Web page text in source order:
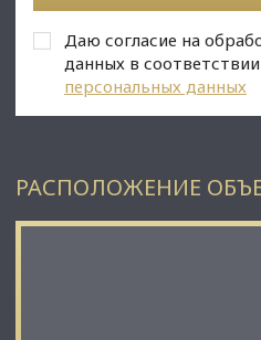
• Вывеска, места под рекламу;
• Помещение в хорошем
• Все коммуникации:
канализация, теплоснабжение;
Даю согласие на
данных в
персональных данных
РАСПОЛОЖЕНИЕ